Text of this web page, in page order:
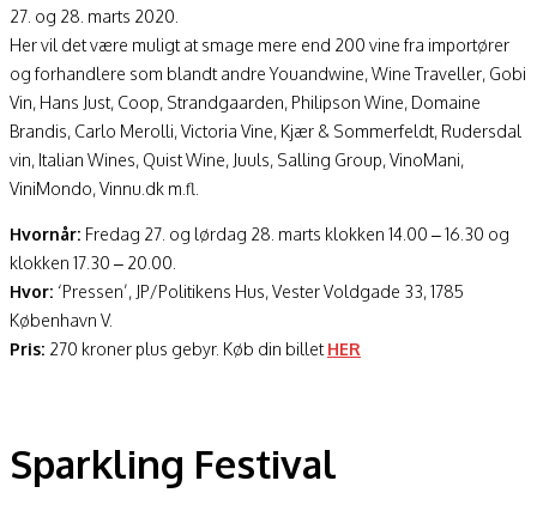
27. og 28. marts 2020.
Her vil det være muligt at smage mere end 200 vine fra importører
og forhandlere som blandt andre Youandwine, Wine Traveller, Gobi
Vin, Hans Just, Coop, Strandgaarden, Philipson Wine, Domaine
Brandis, Carlo Merolli, Victoria Vine, Kjær & Sommerfeldt, Rudersdal
vin, Italian Wines, Quist Wine, Juuls, Salling Group, VinoMani,
ViniMondo, Vinnu.dk m.fl.
Hvornår: Fredag 27. og lørdag 28. marts klokken 14.00 – 16.30 og
klokken 17.30 – 20.00.
Hvor: ‘Pressen’, JP/Politikens Hus, Vester Voldgade 33, 1785
København V.
Pris: 270 kroner plus gebyr. Køb din billetHER
Sparkling Festival